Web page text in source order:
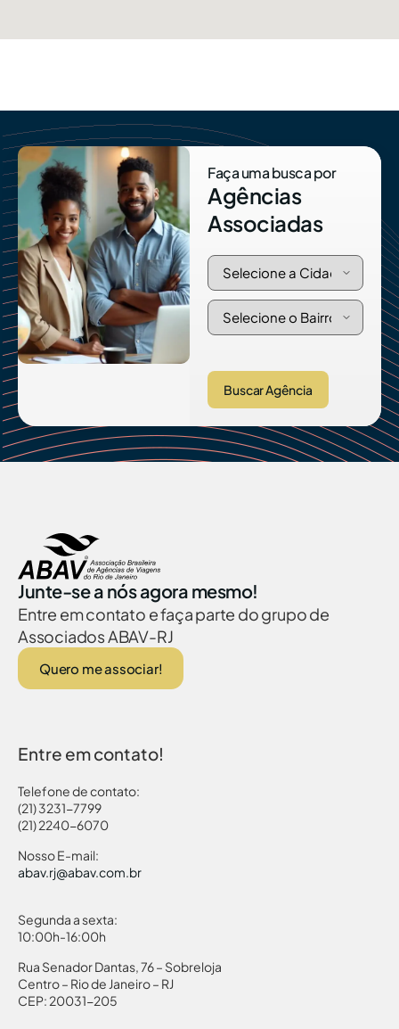
Faça uma busca por
Agências
Associadas
Buscar Agência
Junte-se a nós agora mesmo!
Entre em contato e faça parte do grupo de
Associados ABAV-RJ
Quero me associar!
Entre em contato!
Telefone de contato:
(21) 3231-7799
(21) 2240-6070
Nosso E-mail:
abav.rj@abav.com.br
Segunda a sexta:
10:00h-16:00h
Rua Senador Dantas, 76 – Sobreloja
Centro – Rio de Janeiro – RJ
CEP: 20031-205